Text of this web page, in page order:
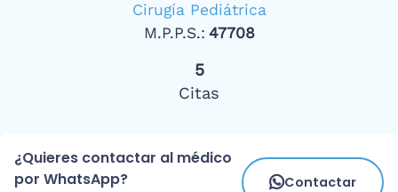
Cirugía Pediátrica
M.P.P.S.: 47708
5
Citas
¿Quieres contactar al médico
por WhatsApp?
Contactar